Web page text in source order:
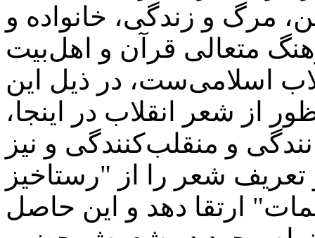
مرگ و زندگی، خانواده و
متعالی قرآن و اهل‌بیت
اسلامی‌ست، در ذیل این
از شعر انقلاب در اینجا،
و منقلب‌کنندگی و نیز
شعر را از "رستاخیز
ارتقا دهد و این حاصل